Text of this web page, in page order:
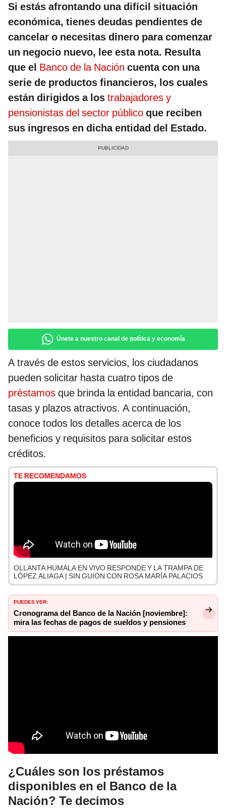
Si estás afrontando una difícil situación
económica, tienes deudas pendientes de
cancelar o necesitas dinero para comenzar
un negocio nuevo, lee esta nota. Resulta
que el Banco de la Nación cuenta con una
serie de productos financieros, los cuales
están dirigidos a los trabajadores y
pensionistas del sector público que reciben
sus ingresos en dicha entidad del Estado.
Únete a nuestro canal de política y economía
A través de estos servicios, los ciudadanos
pueden solicitar hasta cuatro tipos de
préstamos que brinda la entidad bancaria, con
tasas y plazos atractivos. A continuación,
conoce todos los detalles acerca de los
beneficios y requisitos para solicitar estos
créditos.
TE RECOMENDAMOS
OLLANTA HUMALA EN VIVO RESPONDE Y LA TRAMPA DE
LÓPEZ ALIAGA | SIN GUION CON ROSA MARÍA PALACIOS
PUEDES VER:
Cronograma del Banco de la Nación [noviembre]:
mira las fechas de pagos de sueldos y pensiones
¿Cuáles son los préstamos
disponibles en el Banco de la
Nación? Te decimos